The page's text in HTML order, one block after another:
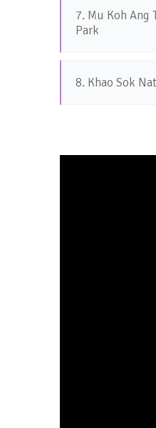
7. Mu Koh Ang
Park
8. Khao Sok